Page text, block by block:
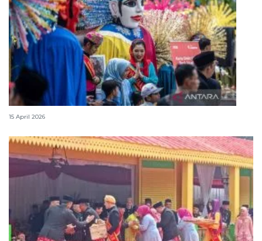
Lebaran Betawi, harmoni tradisi dan kota global
15 April 2026